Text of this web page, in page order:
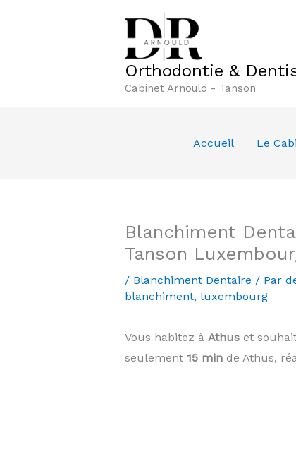
Orthodontie &
Cabinet Arnould - Tanson
Accueil Le
Blanchiment
Tanson
/ Blanchiment Dentaire / Par
blanchiment, luxembourg
Vous habitez à Athuset
seulement 15 minde Athus,